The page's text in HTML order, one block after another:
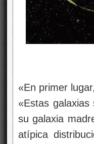
«En primer
«Estas
su galaxia
atípica